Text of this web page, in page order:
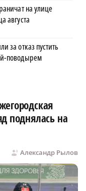
на улице
августа
за отказ пустить
поводырем
поднялась на
Александр Рылов